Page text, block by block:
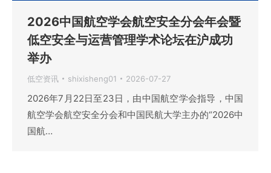
2026中国航空学会航空安全分会年会暨
低空安全与运营管理学术论坛在沪成功
举办
低空资讯 shixisheng01 2026-07-27
2026年7月22日至23日，由中国航空学会指导，中国
航空学会航空安全分会和中国民航大学主办的“2026中
国航…